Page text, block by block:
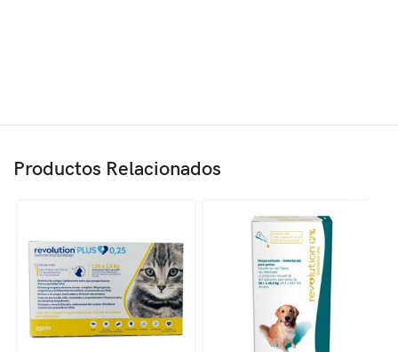
Productos Relacionados